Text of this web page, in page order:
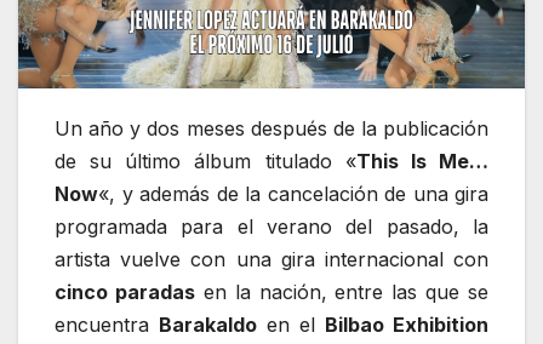
Un año y dos meses después de la publicación
de su último álbum titulado «This Is Me…
Now«, y además de la cancelación de una gira
programada para el verano del pasado, la
artista vuelve con una gira internacional con
cinco paradasen la nación, entre las que se
encuentra Barakaldo en el Bilbao Exhibition